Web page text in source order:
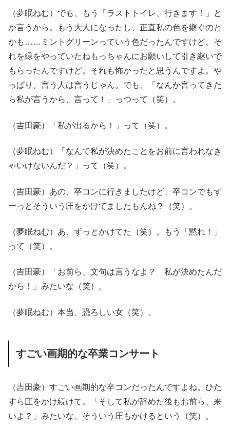
（夢眠ねむ）でも、もう「ラストトイレ、行きます！」と
か言うから。もう大人になったし、正直私の色を継ぐのと
かも……ミントグリーンっていう色だったんですけど、そ
れを緑をやっていたねもっちゃんにお願いして引き継いで
もらったんですけど。それも怖かったと思うんですよ。や
っぱり。言う人は言うじゃん。でも、「なんか言ってきた
ら私が言うから、言って！」っつって（笑）。
（吉田豪）「私が出るから！」って（笑）。
（夢眠ねむ）「なんで私が決めたことをお前に言われなき
ゃいけないんだ？」って（笑）。
（吉田豪）あの、卒コンに行きましたけど、卒コンでもず
ーっとそういう圧をかけてましたもんね？（笑）。
（夢眠ねむ）あ、ずっとかけてた（笑）。もう「黙れ！」
って（笑）。
（吉田豪）「お前ら、文句は言うなよ？ 私が決めたんだ
から！」みたいな（笑）。
（夢眠ねむ）本当、恐ろしい女（笑）。
すごい画期的な卒業コンサート
（吉田豪）すごい画期的な卒コンだったんですよね。ひた
すら圧をかけ続けて。「そして私が辞めた後もお前ら、来
いよ？」みたいな、そういう圧もかけるという（笑）。